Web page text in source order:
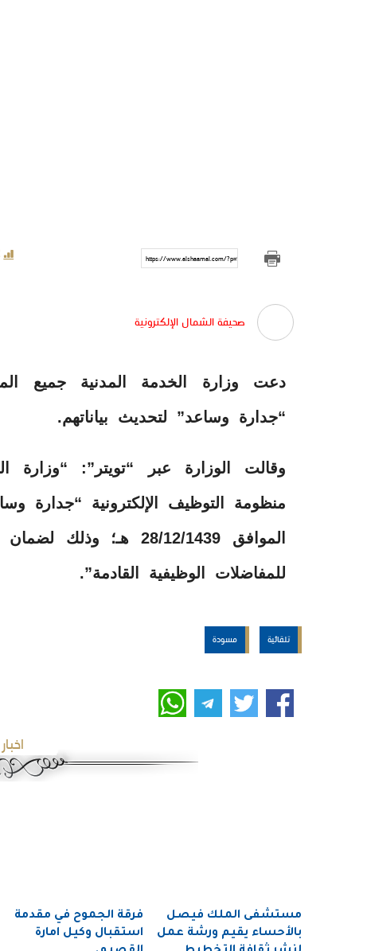
https://www.alshaamal.com/?p=9814
صحيفة الشمال الإلكترونية
دعت وزارة الخدمة المدنية جميع
“جدارة وساعد” لتحديث بياناتهم.
وقالت الوزارة عبر “تويتر”:
منظومة التوظيف الإلكترونية “جدارة
الموافق 28/12/1439
للمفاضلات الوظيفية القادمة”.
تلقائية مسودة
مستشفى الملك فيصل
بالأحساء يقيم ورشة عمل
فرقة الجموح في مقدمة
استقبال وكيل امارة